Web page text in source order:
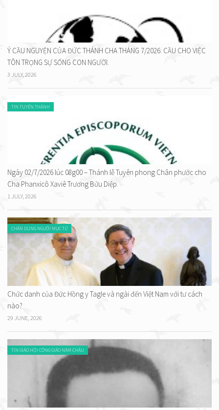
Ý CẦU NGUYỆN CỦA ĐỨC THÁNH CHA THÁNG 7/2026: CẦU CHO VIỆC
TÔN TRỌNG SỰ SỐNG CON NGƯỜI.
3 JULY, 2026
TIN TUYÊN THÁNH
Ngày 02/7/2026 lúc 08g00 – Thánh lễ Tuyên phong Chân phước cho
Cha Phanxicô Xaviê Trương Bửu Diệp.
1 JULY, 2026
CHÂN DUNG NGƯỜI MỤC TỬ
Chức danh của Đức Hồng y Tagle và ngài đến Việt Nam với tư cách
nào?
29 JUNE, 2026
TIN GIÁO HỘI CÔNG GIÁO NĂM CHÂU